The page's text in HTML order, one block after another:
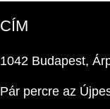
CÍM
1042 Budapest,
Pár percre az